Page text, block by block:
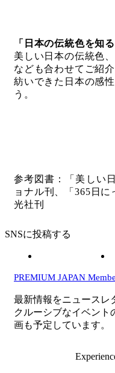
「日本の伝統色を知
美しい日本の伝統色
なども合わせてご紹
紡いできた日本の感
う。
参考図書：「美しい
ョナル刊、「365日
光社刊
SNSに投稿する
PREMIUM JAPAN
最新情報をニュースレ
クルーシブなイベント
画も予定しています。